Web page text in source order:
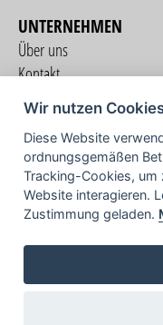
UNTERNEHMEN
Über uns
Kontakt
Nutzungsbedingungen
Datenschutzerklärung
Impressum
Wir nutzen
Diese Website
ordnungsgemäßen
Tracking-Cookies, um
Website interagieren.
Zustimmung geladen.